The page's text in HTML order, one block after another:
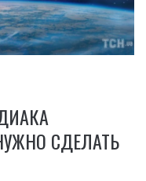
СДЕЛАТЬ